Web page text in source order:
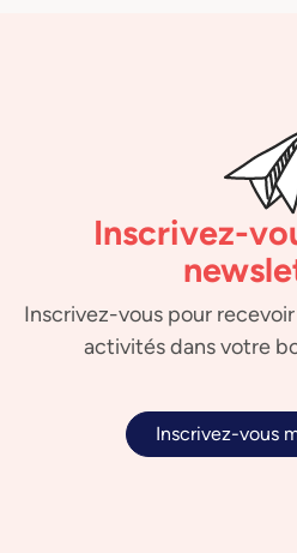
Inscrivez-
Inscrivez-vous pour recevoir
activités dans votre
Inscrivez-vous